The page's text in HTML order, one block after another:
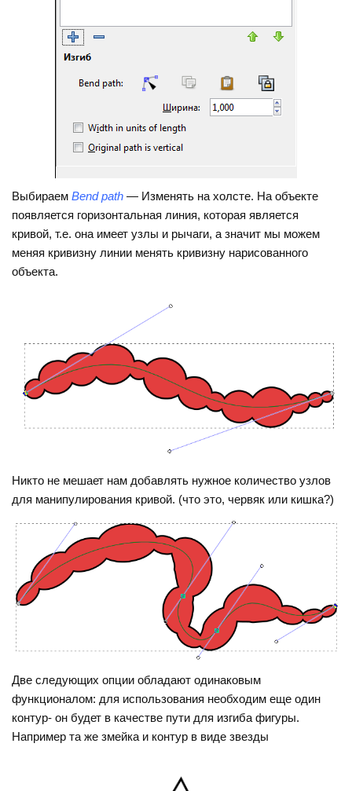
ВыбираемBend path — Изменять на холсте. На объекте
появляется горизонтальная линия, которая является
кривой, т.е. она имеет узлы и рычаги, а значит мы можем
меняя кривизну линии менять кривизну нарисованного
объекта.
Никто не мешает нам добавлять нужное количество узлов
для манипулирования кривой. (что это, червяк или кишка?)
Две следующих опции обладают одинаковым
функционалом: для использования необходим еще один
контур- он будет в качестве пути для изгиба фигуры.
Например та же змейка и контур в виде звезды